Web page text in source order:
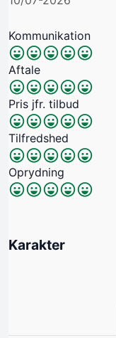
Kommunikation
Aftale
Pris jfr. tilbud
Tilfredshed
Oprydning
Karakter